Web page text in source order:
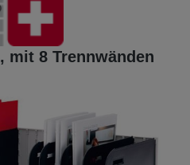
mit 8 Trennwänden